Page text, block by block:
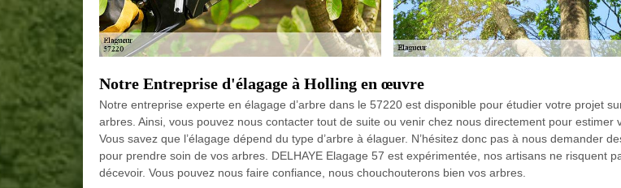
Notre Entreprise d'élagage à Holling en œuvre
Notre entreprise experte en élagage d’arbre dans le 57220 est disponible pour étudier votre projet
arbres. Ainsi, vous pouvez nous contacter tout de suite ou venir chez nous directement pour estimer
Vous savez que l’élagage dépend du type d’arbre à élaguer. N’hésitez donc pas à nous demander
pour prendre soin de vos arbres. DELHAYE Elagage 57 est expérimentée, nos artisans ne risquent
décevoir. Vous pouvez nous faire confiance, nous chouchouterons bien vos arbres.